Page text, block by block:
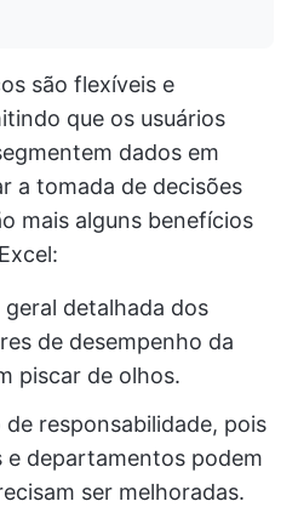
são flexíveis e
que os usuários
dados em
a tomada de decisões
mais alguns benefícios
detalhada dos
de desempenho da
piscar de olhos.
responsabilidade, pois
e departamentos podem
ser melhoradas.